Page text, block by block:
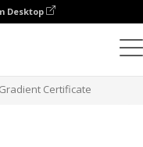
Desktop
Certificate